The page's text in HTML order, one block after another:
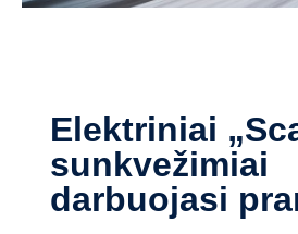
Elektriniai „Scania“
sunkvežimiai
darbuojasi